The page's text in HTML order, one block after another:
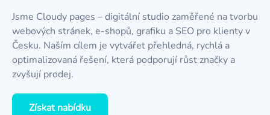
Jsme Cloudy pages – digitální studio zaměřené na tvorbu
webových stránek, e-shopů, grafiku a SEO pro klienty v
Česku. Naším cílem je vytvářet přehledná, rychlá a
optimalizovaná řešení, která podporují růst značky a
zvyšují prodej.
Získat nabídku